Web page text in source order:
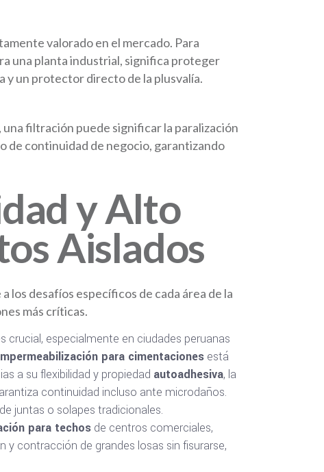
valorado en el mercado. Para
una planta industrial, significa proteger
y un protector directo de la plusvalía.
filtración puede significar la paralización
de continuidad de negocio, garantizando
y Alto
Aislados
los desafíos específicos de cada área de la
más críticas.
crucial, especialmente en ciudades peruanas
para cimentaciones está
a su flexibilidad y propiedad autoadhesiva, la
continuidad incluso ante microdaños.
juntas o solapes tradicionales.
para techos de centros comerciales,
contracción de grandes losas sin fisurarse,